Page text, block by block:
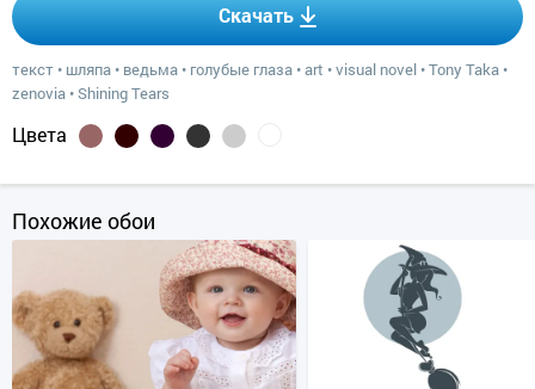
Скачать
текст • шляпа • ведьма • голубые глаза •art •visual novel •Tony Taka •
zenovia •Shining Tears
Цвета
Похожие обои